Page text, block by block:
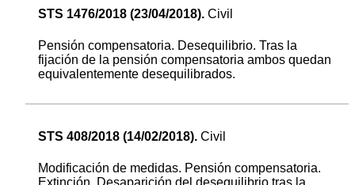
STS 1476/2018 (23/04/2018). Civil
Pensión compensatoria. Desequilibrio. Tras la
fijación de la pensión compensatoria ambos quedan
equivalentemente desequilibrados.
STS 408/2018 (14/02/2018). Civil
Modificación de medidas. Pensión compensatoria.